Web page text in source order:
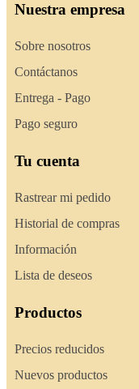
Nuestra empresa
Sobre nosotros
Contáctanos
Entrega - Pago
Pago seguro
Tu cuenta
Rastrear mi pedido
Historial de compras
Información
Lista de deseos
Productos
Precios reducidos
Nuevos productos